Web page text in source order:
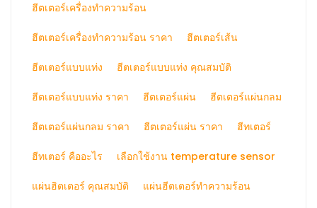
ฮีตเตอร์เครื่องทำความร้อน
ฮีตเตอร์เครื่องทำความร้อน ราคา ฮีตเตอร์เส้น
ฮีตเตอร์แบบแท่ง ฮีตเตอร์แบบแท่ง คุณสมบัติ
ฮีตเตอร์แบบแท่ง ราคา ฮีตเตอร์แผ่น ฮีตเตอร์แผ่นกลม
ฮีตเตอร์แผ่นกลม ราคา ฮีตเตอร์แผ่น ราคา ฮีทเตอร์
ฮีทเตอร์ คืออะไร เลือกใช้งาน temperature sensor
แผ่นฮิตเตอร์ คุณสมบัติ แผ่นฮีตเตอร์ทำความร้อน